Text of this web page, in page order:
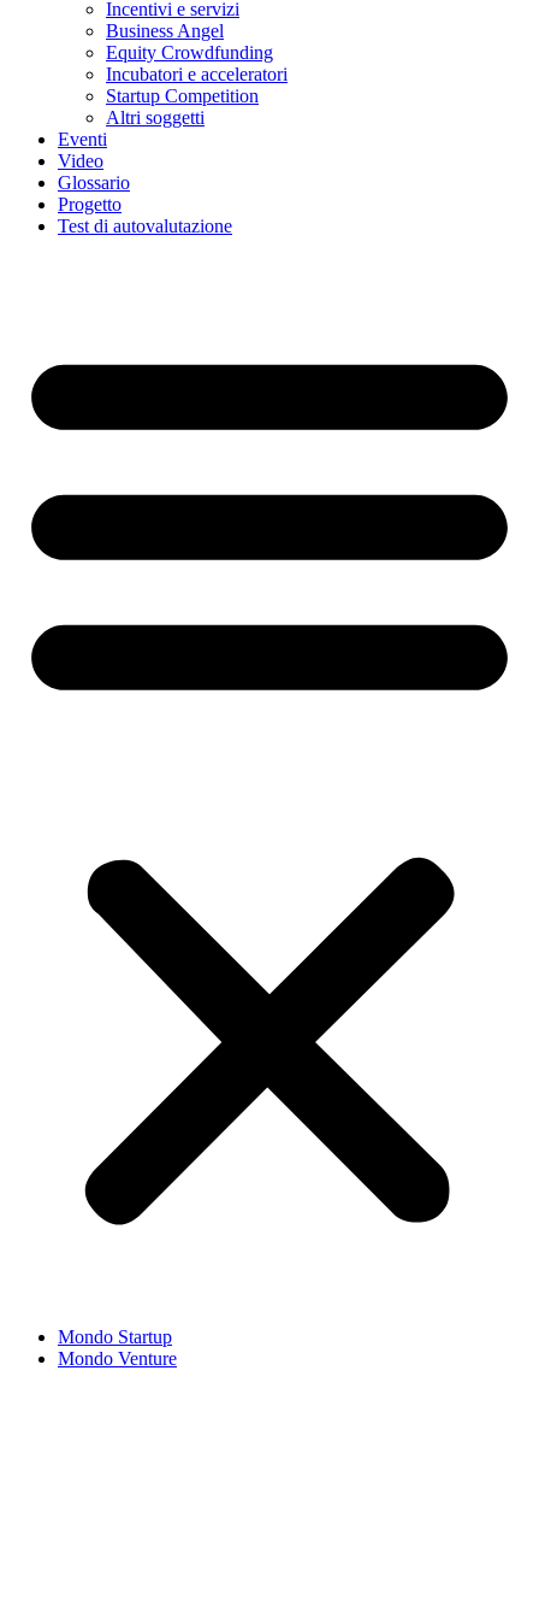
Incentivi e servizi
Business Angel
Equity Crowdfunding
Incubatori e acceleratori
Startup Competition
Altri soggetti
Eventi
Video
Glossario
Progetto
Test di autovalutazione
Mondo Startup
Mondo Venture